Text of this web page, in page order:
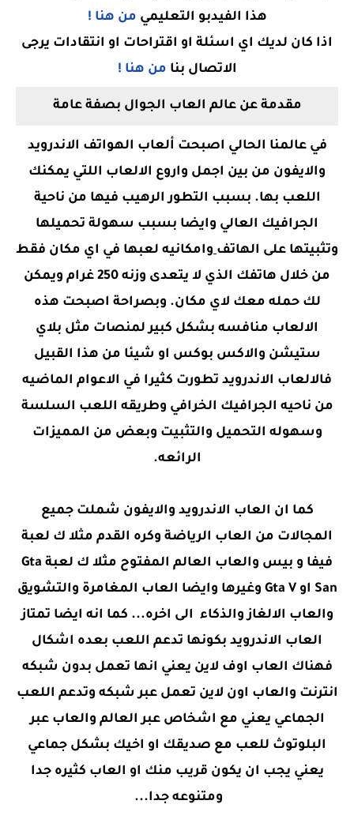
هذا الفيدبو التعليمي من هنا !
اذا كان لديك اي اسئلة او اقتراحات او انتقادات يرجى
الاتصال بنا من هنا !
مقدمة عن عالم العاب الجوال بصفة عامة
في عالمنا الحالي اصبحت ألعاب الهواتف الاندرويد
والايفون من بين اجمل واروع الالعاب اللتي يمكنك
اللعب بها. بسبب التطور الرهيب فيها من ناحية
الجرافيك العالي وايضا بسبب سهولة تحميلها
وتثبيتها على الهاتف وامكانيه لعبها في اي مكان فقط
من خلال هاتفك الذي لا يتعدى وزنه 250 غرام ويمكن
لك حمله معك لاي مكان. وبصراحة اصبحت هذه
الالعاب منافسه بشكل كبير لمنصات مثل بلاي
ستيشن والاكس بوكس او شيئا من هذا القبيل
فالالعاب الاندرويد تطورت كثيرا في الاعوام الماضيه
من ناحيه الجرافيك الخرافي وطريقه اللعب السلسة
وسهوله التحميل والتثبيت وبعض من المميزات
الرائعه.
كما ان العاب الاندرويد والايفون شملت جميع
المجالات من العاب الرياضة وكره القدم مثلا ك لعبة
فيفا و بيس والعاب العالم المفتوح مثلا ك لعبة Gta
San او Gta V وغيرها وايضا العاب المغامرة والتشويق
والعاب الالغاز والذكاء الى اخره... كما انه ايضا تمتاز
العاب الاندرويد بكونها تدعم اللعب بعده اشكال
فهناك العاب اوف لاين يعني انها تعمل بدون شبكه
انترنت والعاب اون لاين تعمل عبر شبكه وتدعم اللعب
الجماعي يعني مع اشخاص عبر العالم والعاب عبر
البلوتوث للعب مع صديقك او اخيك بشكل جماعي
يعني يجب ان يكون قريب منك او العاب كثيره جدا
ومتنوعه جدا...